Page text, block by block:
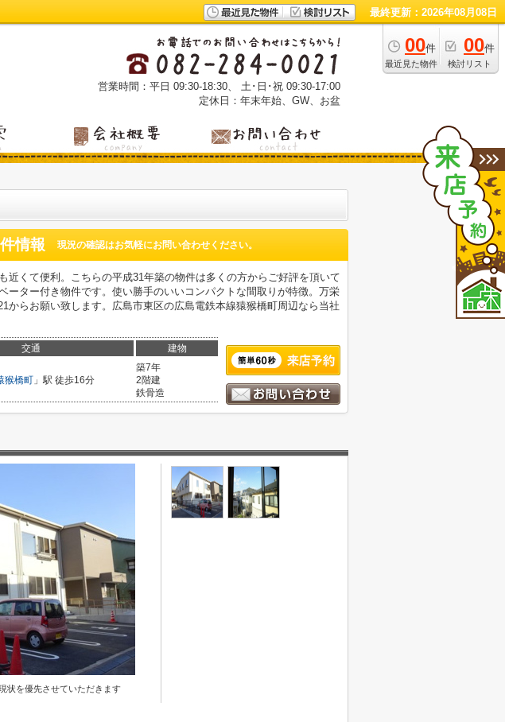
最終更新：2026年08月08日
00件
最近見た物件
00件
検討リスト
営業時間：平日 09:30-18:30、 土･日･祝 09:30-17:00
定休日：年末年始、GW、お盆
情報 現況の確認はお気軽にお問い合わせください。
近くて便利。こちらの平成31年築の物件は多くの方からご好評を頂いて
ーター付き物件です。使い勝手のいいコンパクトな間取りが特徴。万栄
からお願い致します。広島市東区の広島電鉄本線猿猴橋町周辺なら当社
交通 建物
猴橋町 」駅 徒歩16分
築7年
2階建
鉄骨造
状を優先させていただきます